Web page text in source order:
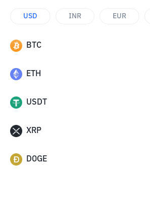
USD INR EUR
BTC
ETH
USDT
XRP
DOGE